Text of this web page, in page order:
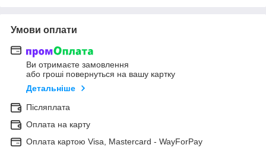
Умови оплати
Ви отримаєте замовлення
або гроші повернуться на вашу картку
Детальніше
Післяплата
Оплата на карту
Оплата картою Visa, Mastercard - WayForPay